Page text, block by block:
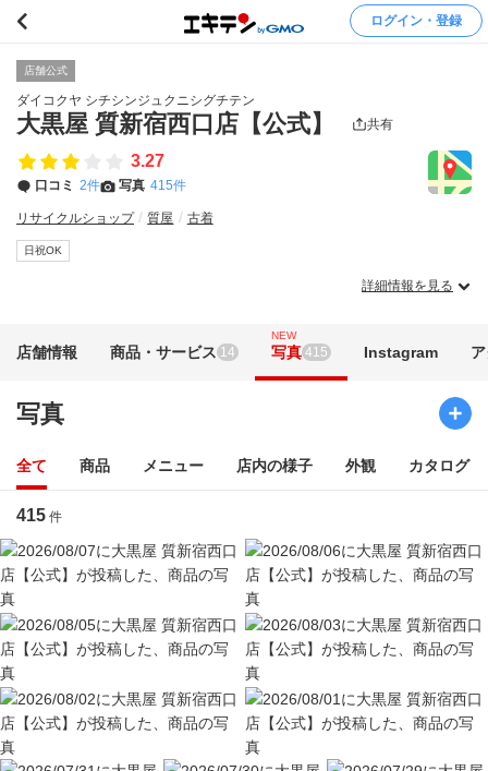
ログイン・登録
店舗公式
ダイコクヤ シチシンジュクニシグチテン
大黒屋 質新宿西口店【公式】 共有
3.27
口コミ 2件 写真 415件
リサイクルショップ 質屋 古着
日祝OK
詳細情報を見る
店舗情報 商品・サービス 14
NEW
写真 415 Instagram
写真
全て 商品 メニュー 店内の様子 外観 カタログ
415 件